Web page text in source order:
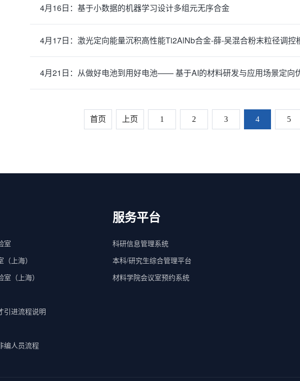
4月16日：基于小数据的机器学习设计多组元无序合金
4月17日：激光定向能量沉积高性能Ti2AlNb合金-薛-吴混合粉末粒径调控
4月21日：从做好电池到用好电池—— 基于AI的材料研发与应用场景定向
首页 上页 1 2 3 4 5
室
上海）
（上海）
引进流程说明
编人员流程
服务平台
科研信息管理系统
本科/研究生综合管理平台
材料学院会议室预约系统